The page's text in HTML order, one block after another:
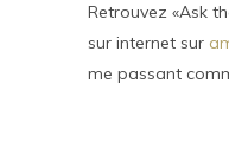
Retrouvez «Ask
sur internet sur
me passant